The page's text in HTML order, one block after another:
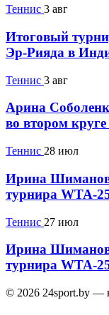
Теннис 3 авг
Итоговый
Эр-Рияда в
Теннис 3 авг
Арина
во втором
Теннис 28 июл
Ирина
турнира WTA-
Теннис 27 июл
Ирина
турнира WTA-
© 2026 24sport.by —